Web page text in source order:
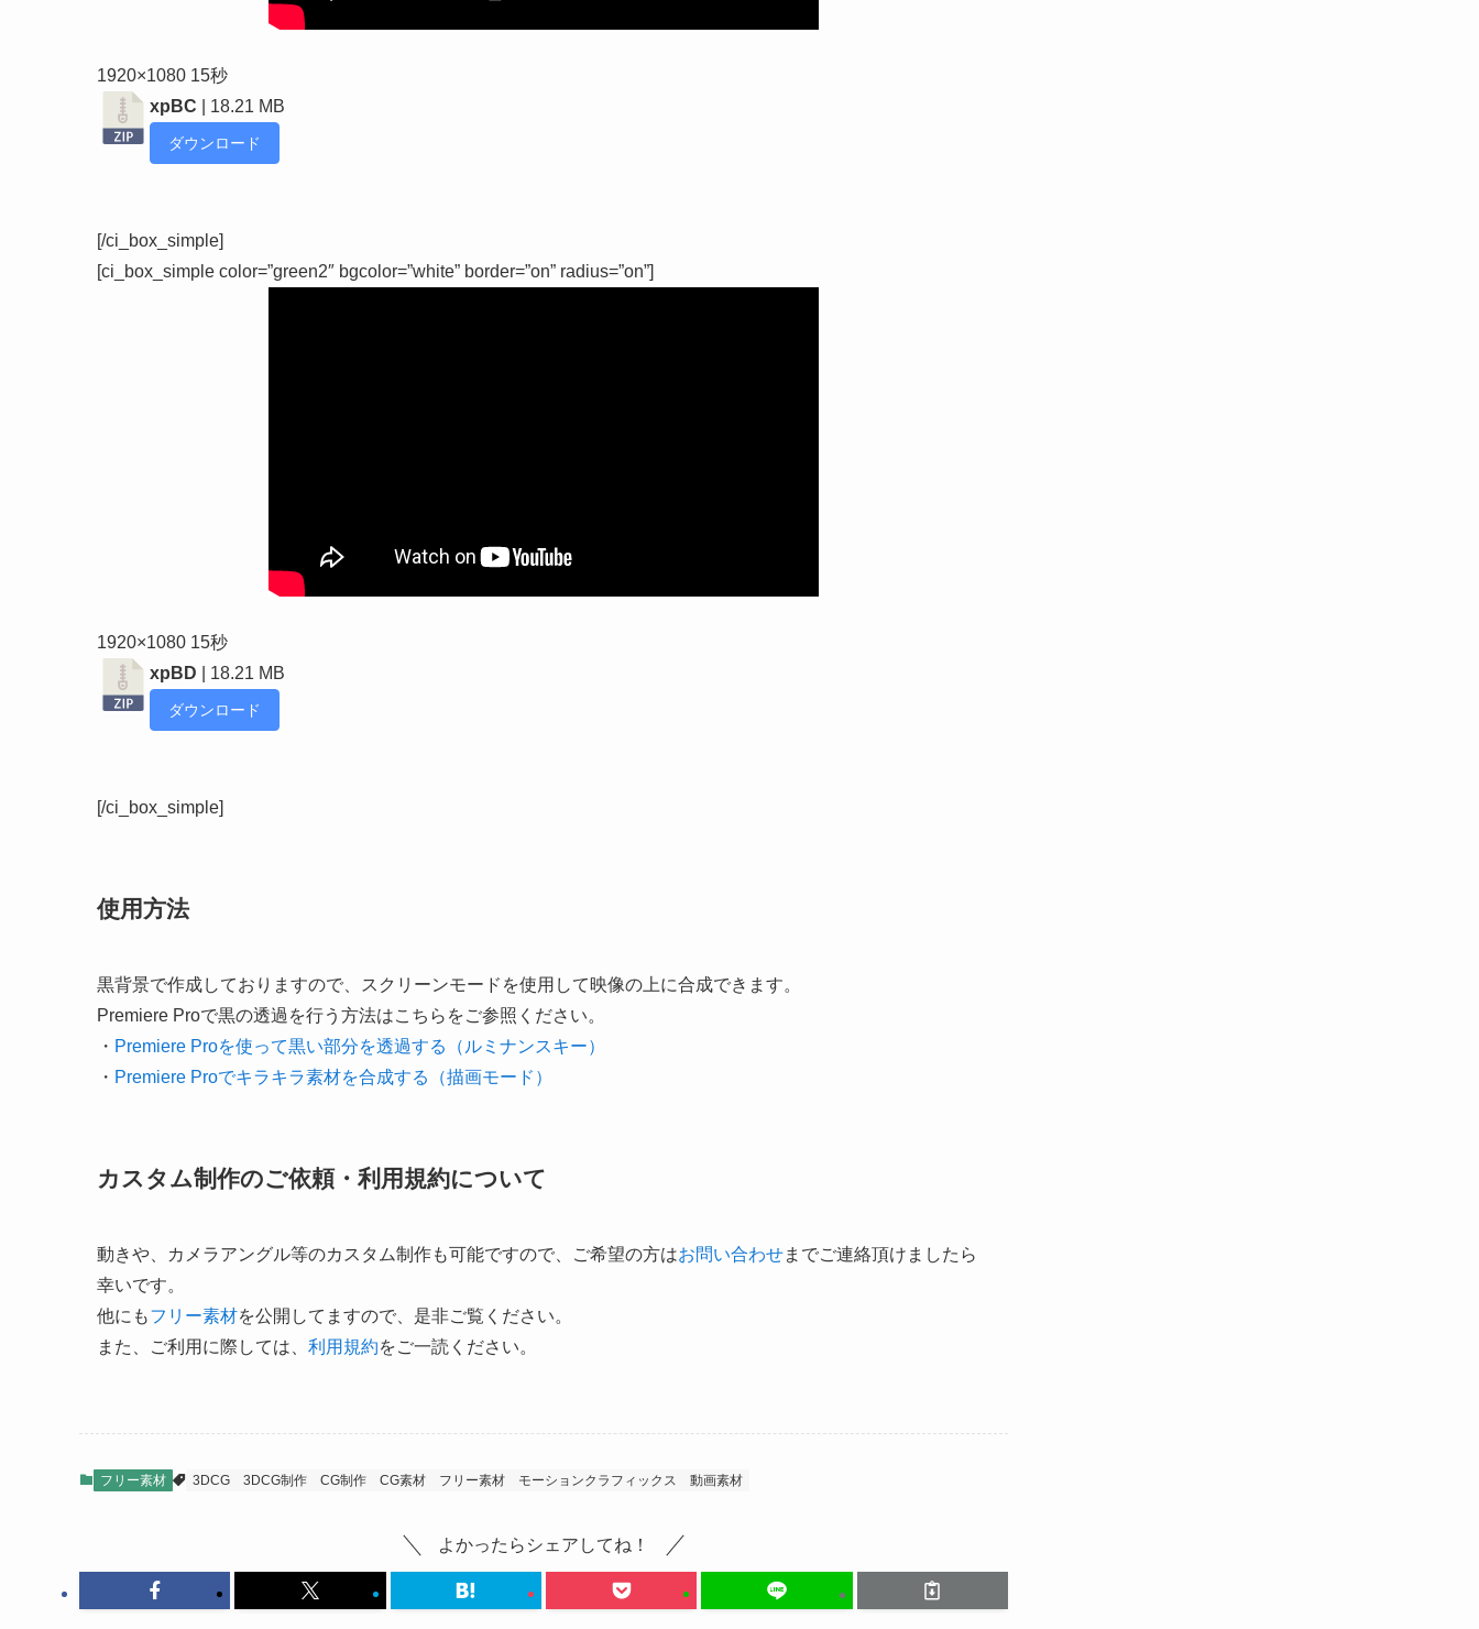
1920×1080 15秒
xpBC | 18.21 MB
ダウンロード
[/ci_box_simple]
[ci_box_simple color=”green2″ bgcolor=”white” border=”on” radius=”on”]
1920×1080 15秒
xpBD | 18.21 MB
ダウンロード
[/ci_box_simple]
使用方法
黒背景で作成しておりますので、スクリーンモードを使用して映像の上に合成できます。
Premiere Proで黒の透過を行う方法はこちらをご参照ください。
・ Premiere Proを使って黒い部分を透過する（ルミナンスキー）
・ Premiere Proでキラキラ素材を合成する（描画モード）
カスタム制作のご依頼・利用規約について
動きや、カメラアングル等のカスタム制作も可能ですので、ご希望の方はお問い合わせまでご連絡頂けましたら
幸いです。
他にもフリー素材を公開してますので、是非ご覧ください。
また、ご利用に際しては、 利用規約をご一読ください。
フリー素材 3DCG 3DCG制作 CG制作 CG素材 フリー素材 モーションクラフィックス 動画素材
よかったらシェアしてね！